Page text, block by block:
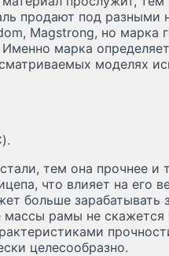
продают под разными
Magstrong, но марка
марка
моделях
тем она прочнее и
что влияет на его
больше зарабатывать
рамы не скажется
целесообразно.